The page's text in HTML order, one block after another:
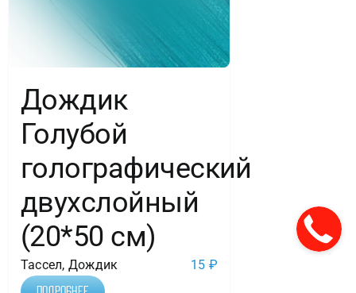
Дождик
Голубой
голографический
двухслойный
(20*50 см)
Тассел, Дождик 15 ₽